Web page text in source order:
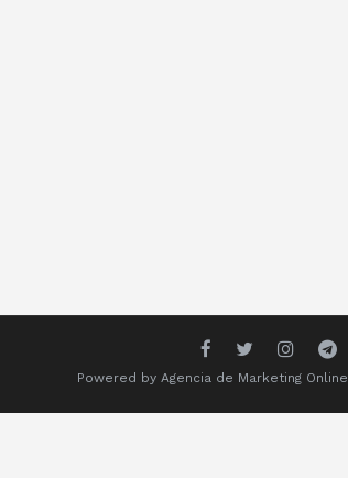
Powered by Agencia de Marketing Online